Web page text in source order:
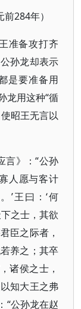
284年）
准备攻打齐
孙龙却表示
是要准备用
龙用这种“循
昭王无言以
言》：“公孙
人愿与客计
’王曰：‘何
之士，其欲
臣之际者，
养之；其卒
诸侯之士，
知大王之弗
“公孙龙在赵